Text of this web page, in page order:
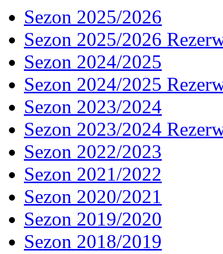
Sezon 2025/2026
Sezon 2025/2026
Sezon 2024/2025
Sezon 2024/2025
Sezon 2023/2024
Sezon 2023/2024
Sezon 2022/2023
Sezon 2021/2022
Sezon 2020/2021
Sezon 2019/2020
Sezon 2018/2019